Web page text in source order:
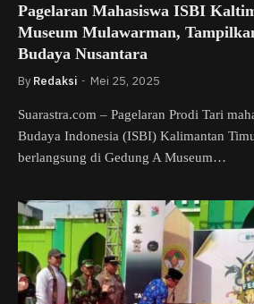
Pagelaran Mahasiswa ISBI
Museum Mulawarman,
Budaya Nusantara
By Redaksi Mei 25, 2025
Suarastra.com – Pagelaran Prodi Tari
Budaya Indonesia (ISBI) Kalimantan
berlangsung di Gedung A Museum…